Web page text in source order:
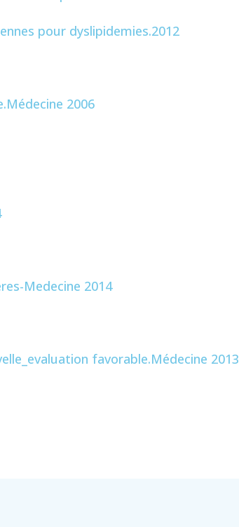
pour dyslipidemies.2012
2006
Medecine 2014
favorable.Médecine 2013